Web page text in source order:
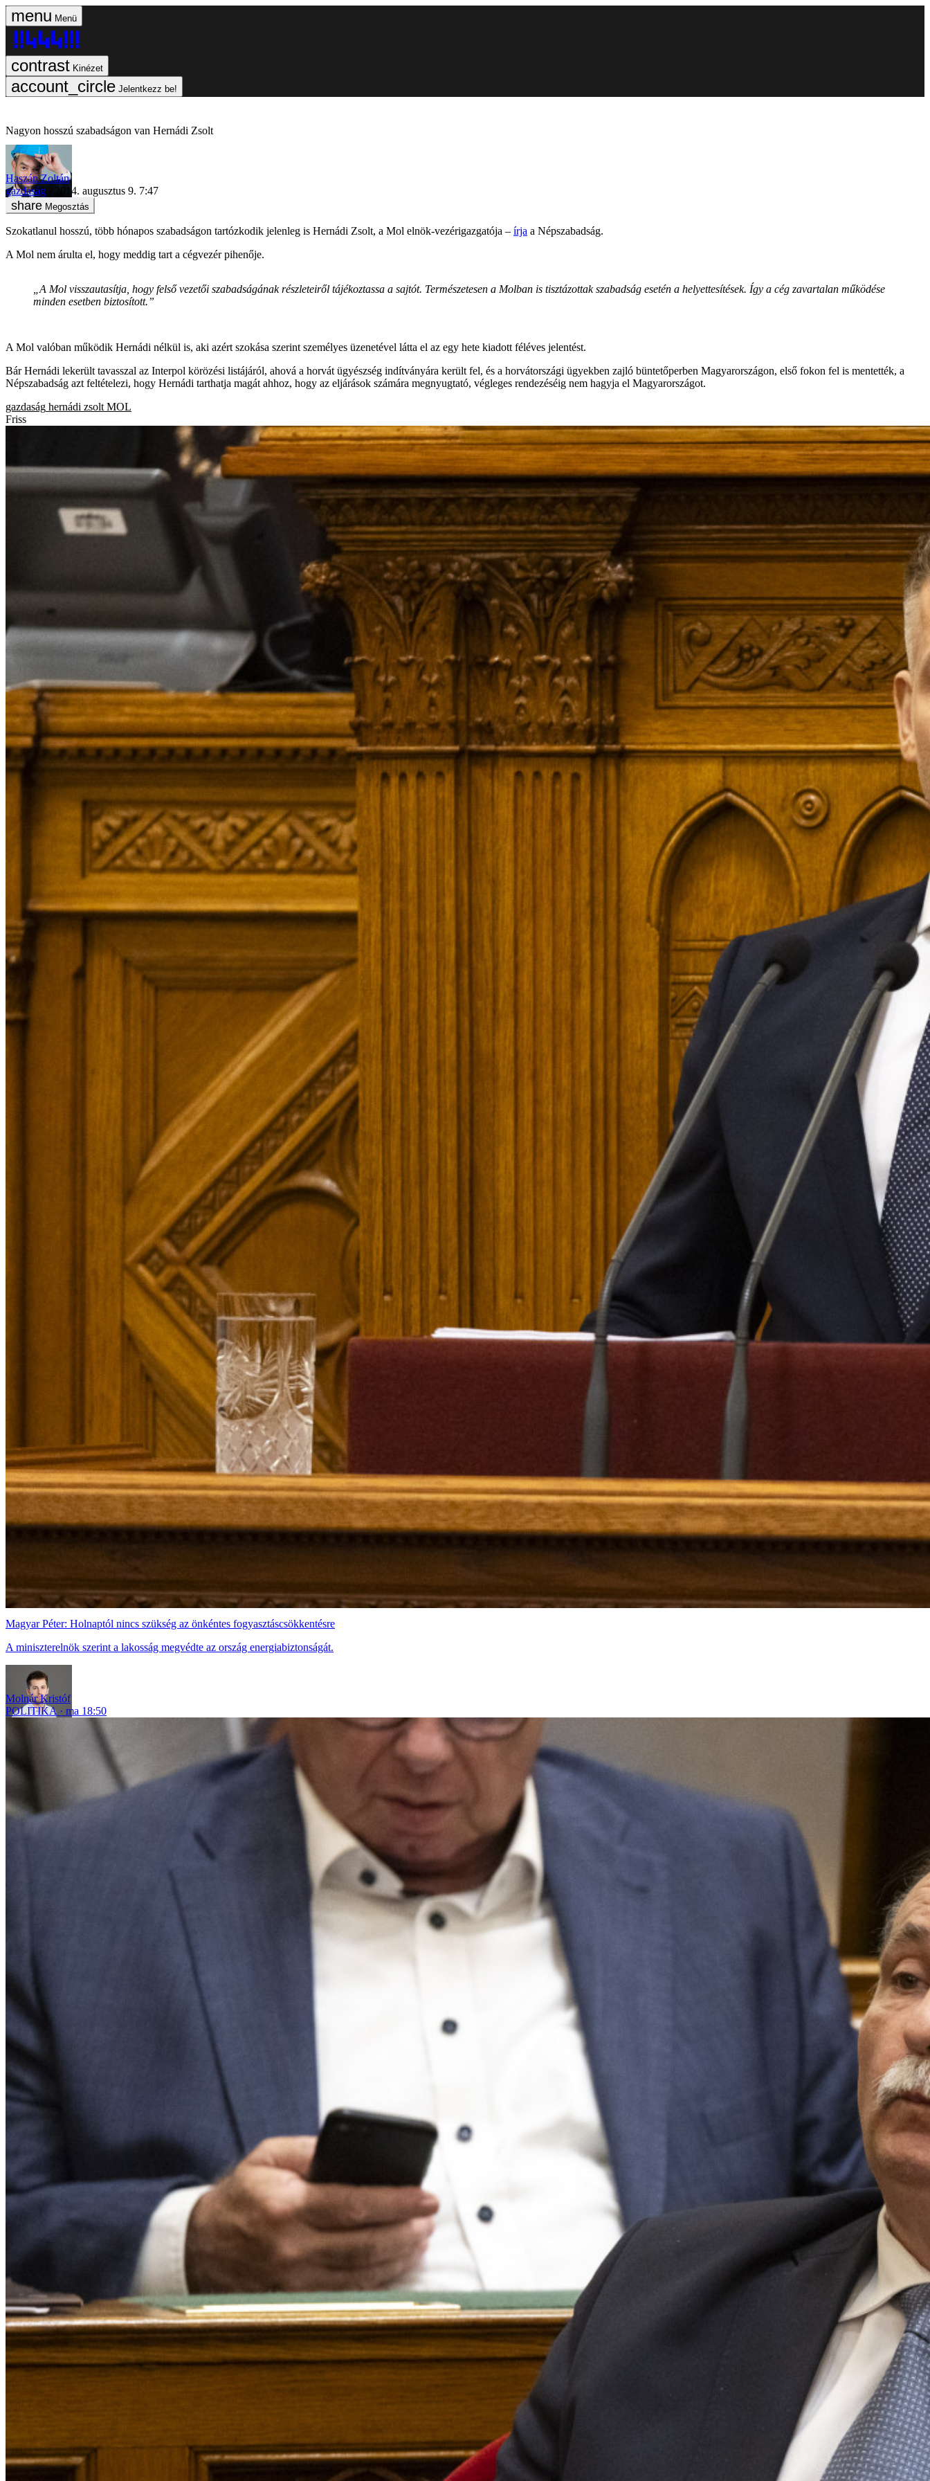
Menü
Kinézet
Jelentkezz be!
Nagyon hosszú szabadságon van Hernádi Zsolt
Haszán Zoltán
gazdaság
2014. augusztus 9. 7:47
Megosztás
Szokatlanul hosszú, több hónapos szabadságon tartózkodik jelenleg is Hernádi Zsolt, a Mol elnök-vezérigazgatója – írja a Népszabadság.
A Mol nem árulta el, hogy meddig tart a cégvezér pihenője.
„A Mol visszautasítja, hogy felső vezetői szabadságának részleteiről tájékoztassa a sajtót. Természetesen a Molban is tisztázottak szabadság esetén a helyettesítések. Így a cég zavartalan működése
minden esetben biztosított.”
A Mol valóban működik Hernádi nélkül is, aki azért szokása szerint személyes üzenetével látta el az egy hete kiadott féléves jelentést.
Bár Hernádi lekerült tavasszal az Interpol körözési listájáról, ahová a horvát ügyészség indítványára került fel, és a horvátországi ügyekben zajló büntetőperben Magyarországon, első fokon fel is mentették, a
Népszabadság azt feltételezi, hogy Hernádi tarthatja magát ahhoz, hogy az eljárások számára megnyugtató, végleges rendezéséig nem hagyja el Magyarországot.
gazdaság hernádi zsolt MOL
Friss
Magyar Péter: Holnaptól nincs szükség az önkéntes fogyasztáscsökkentésre
A miniszterelnök szerint a lakosság megvédte az ország energiabiztonságát.
Molnár Kristóf
POLITIKA
ma 18:50